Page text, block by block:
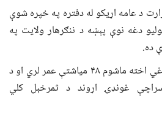
د عامه اړیکو له دفتره په خپره شوې
دغه نوې پېښه د ننګرهار ولایت په
ده.
سرچینه زیاتوي، په دې ناروغي اخته ماشوم ۴۸ میاشتې عمر لري او د
غونډۍ اړوند د ثمرخېل کلي